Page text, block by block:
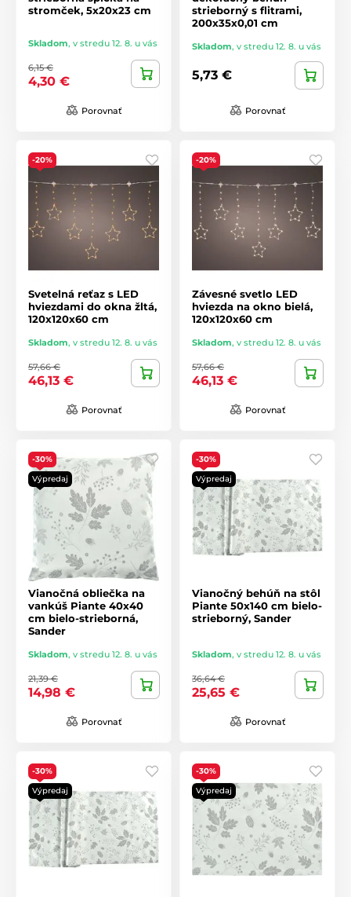
stromček, 5x20x23 cm
Skladom, v stredu 12. 8. u vás
6,15 €
4,30 €
Porovnať
strieborný s flitrami,
200x35x0,01 cm
Skladom, v stredu 12. 8. u vás
5,73 €
Porovnať
-20%
Svetelná reťaz s LED
hviezdami do okna žltá,
120x120x60 cm
Skladom, v stredu 12. 8. u vás
57,66 €
46,13 €
Porovnať
-20%
Závesné svetlo LED
hviezda na okno bielá,
120x120x60 cm
Skladom, v stredu 12. 8. u vás
57,66 €
46,13 €
Porovnať
-30%
Výpredaj
Vianočná obliečka na
vankúš Piante 40x40
cm bielo-strieborná,
Sander
Skladom, v stredu 12. 8. u vás
21,39 €
14,98 €
Porovnať
-30%
Výpredaj
Vianočný behúň na stôl
Piante 50x140 cm bielo-
strieborný, Sander
Skladom, v stredu 12. 8. u vás
36,64 €
25,65 €
Porovnať
-30%
Výpredaj
-30%
Výpredaj